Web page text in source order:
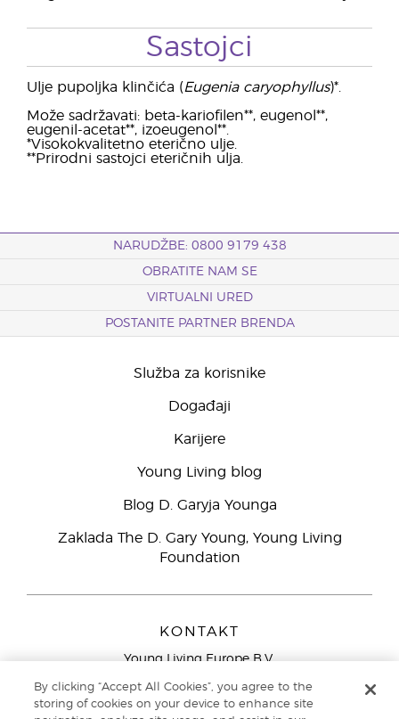
Sastojci
Ulje pupoljka klinčića (Eugenia caryophyllus)*.
Može sadržavati: beta-kariofilen**, eugenol**,
eugenil-acetat**, izoeugenol**.
*Visokokvalitetno eterično ulje.
**Prirodni sastojci eteričnih ulja.
NARUDŽBE: 0800 9179 438
OBRATITE NAM SE
VIRTUALNI URED
POSTANITE PARTNER BRENDA
Služba za korisnike
Događaji
Karijere
Young Living blog
Blog D. Garyja Younga
Zaklada The D. Gary Young, Young Living
Foundation
KONTAKT
Young Living Europe B.V.
9727 AJ Groningen
By clicking “Accept All Cookies”, you agree to the
storing of cookies on your device to enhance site